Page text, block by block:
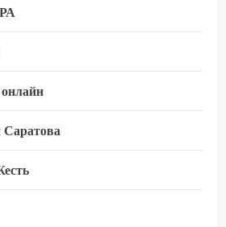
Саратова